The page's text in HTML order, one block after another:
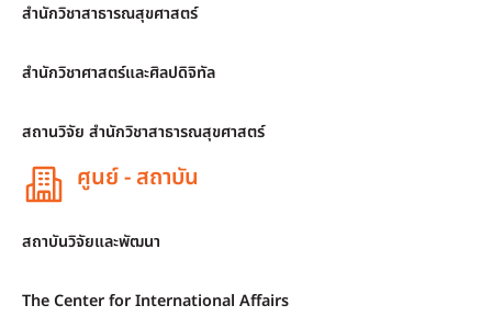
สำนักวิชาสาธารณสุขศาสตร์
สำนักวิชาศาสตร์และศิลปดิจิทัล
สถานวิจัย สำนักวิชาสาธารณสุขศาสตร์
ศูนย์ - สถาบัน
สถาบันวิจัยและพัฒนา
The Center for International Affairs